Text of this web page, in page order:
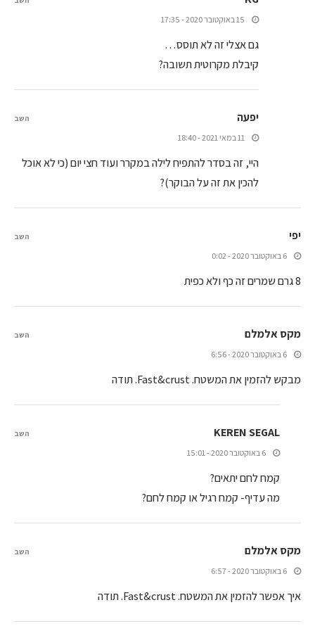
15 באוקטובר 2020 - 17:35
גם אצלי זה לא תוסס…
קיבלת מקרוטית תשובה?
יפעה
11 במאי 2021 - 18:40
היי, זה בסדר להתפיח לילה במקרר ועוד חצי יום (כי לא אוכל
להכין את זה על הבוקר)?
השב
יפי
6 באוקטובר 2020 - 0:02
8 גרם שמרים זה כף ולא כפית
השב
מקס אלמלם
6 באוקטובר 2020 - 6:56
מבקש להזמין את המשטח. Fast&crust. תודה
השב
KEREN SEGAL
6 באוקטובר 2020 - 15:01
קמח לחם יתאים?
מה עדיף- קמח רגיל או קמח לחם?
השב
מקס אלמלם
6 באוקטובר 2020 - 6:57
איך אפשר להזמין את המשטח. Fast&crust. תודה
השב